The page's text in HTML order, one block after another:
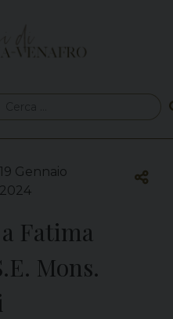
19 Gennaio
2024
Fatima
Mons.